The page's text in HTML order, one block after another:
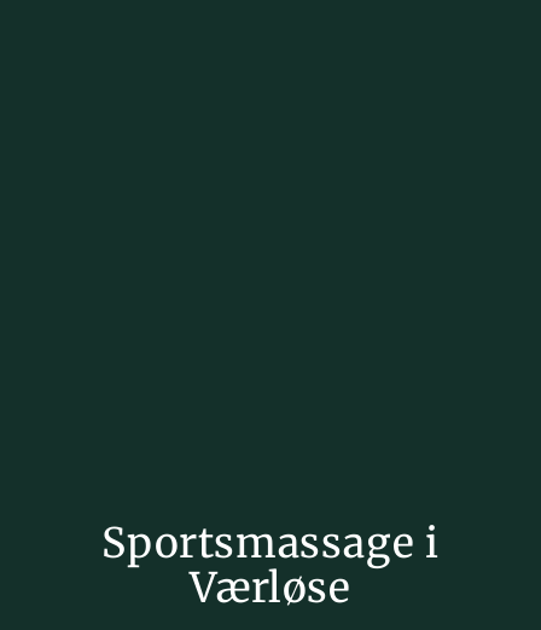
Sportsmassage i
Værløse